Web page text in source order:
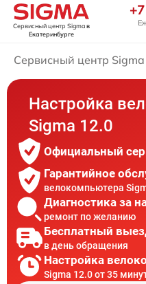
Сервисный центр Sigmaв
Екатеринбурге
Сервисный центр Sigma
Настройка
Sigma 12.0
Официальный
Гарантийное
велокомпьютера
Диагностика за
ремонт по желанию
Бесплатный
в день обращения
Настройка
Sigma 12.0 от 35